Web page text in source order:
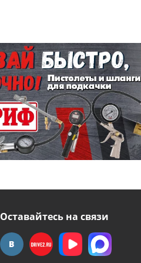
Оставайтесь на связи